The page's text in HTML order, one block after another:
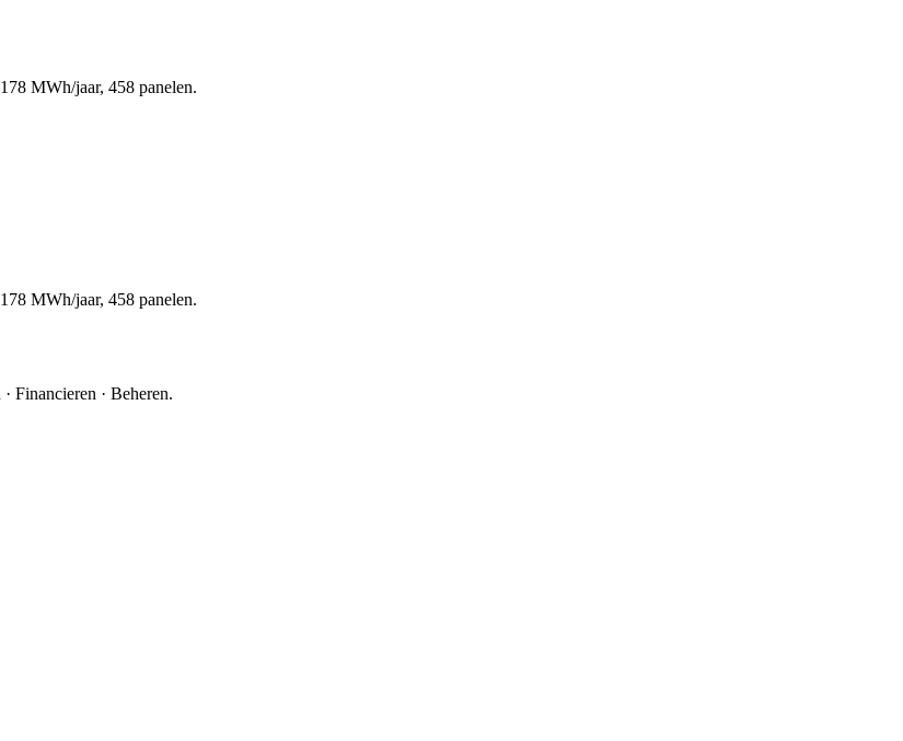
MWh/jaar, 458 panelen.
MWh/jaar, 458 panelen.
Financieren · Beheren.